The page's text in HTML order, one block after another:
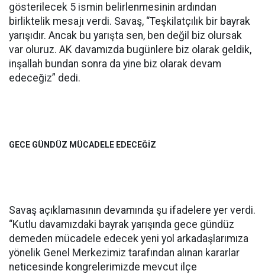
gösterilecek 5 ismin belirlenmesinin ardından
birliktelik mesajı verdi. Savaş, “Teşkilatçılık bir bayrak
yarışıdır. Ancak bu yarışta sen, ben değil biz olursak
var oluruz. AK davamızda bugünlere biz olarak geldik,
inşallah bundan sonra da yine biz olarak devam
edeceğiz” dedi.
GECE GÜNDÜZ MÜCADELE EDECEĞİZ
Savaş açıklamasının devamında şu ifadelere yer verdi.
“Kutlu davamızdaki bayrak yarışında gece gündüz
demeden mücadele edecek yeni yol arkadaşlarımıza
yönelik Genel Merkezimiz tarafından alınan kararlar
neticesinde kongrelerimizde mevcut ilçe